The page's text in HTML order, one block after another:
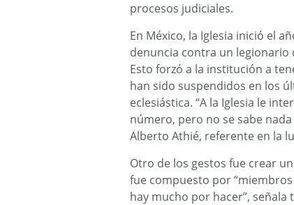
procesos judiciales.
En México, la Iglesia inició el
denuncia contra un legionario
Esto forzó a la institución a
han sido suspendidos en los
eclesiástica. “A la Iglesia le
número, pero no se sabe
Alberto Athié, referente en la
Otro de los gestos fue crear
fue compuesto por “miembros
hay mucho por hacer”,